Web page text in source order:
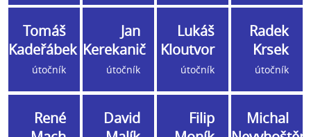
Tomáš
Kadeřábek
útočník
Jan
Kerekanič
útočník
Lukáš
Kloutvor
útočník
Radek
Krsek
útočník
René
David
Filip
Michal